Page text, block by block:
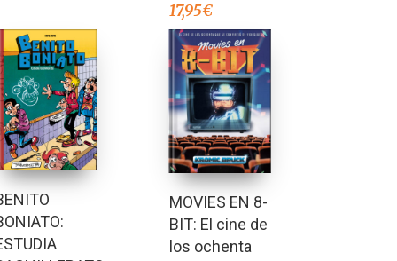
17,95€
MOVIES EN 8-
BIT: El cine de
los ochenta